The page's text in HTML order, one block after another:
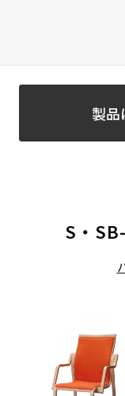
製品
S・